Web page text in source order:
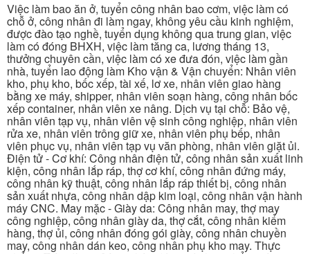
Việc làm bao ăn ở, tuyển công nhân bao cơm, việc làm có
chỗ ở, công nhân đi làm ngay, không yêu cầu kinh nghiệm,
được đào tạo nghề, tuyển dụng không qua trung gian, việc
làm có đóng BHXH, việc làm tăng ca, lương tháng 13,
thưởng chuyên cần, việc làm có xe đưa đón, việc làm gần
nhà, tuyển lao động làm Kho vận & Vận chuyển: Nhân viên
kho, phụ kho, bốc xếp, tài xế, lơ xe, nhân viên giao hàng
bằng xe máy, shipper, nhân viên soạn hàng, công nhân bốc
xếp container, nhân viên xe nâng. Dịch vụ tại chỗ: Bảo vệ,
nhân viên tạp vụ, nhân viên vệ sinh công nghiệp, nhân viên
rửa xe, nhân viên trông giữ xe, nhân viên phụ bếp, nhân
viên phục vụ, nhân viên tạp vụ văn phòng, nhân viên giặt ủi.
Điện tử - Cơ khí: Công nhân điện tử, công nhân sản xuất linh
kiện, công nhân lắp ráp, thợ cơ khí, công nhân đứng máy,
công nhân kỹ thuật, công nhân lắp ráp thiết bị, công nhân
sản xuất nhựa, công nhân dập kim loại, công nhân vận hành
máy CNC. May mặc - Giày da: Công nhân may, thợ may
công nghiệp, công nhân giày da, thợ cắt, công nhân kiểm
hàng, thợ ủi, công nhân đóng gói giày, công nhân chuyền
may, công nhân dán keo, công nhân phụ kho may. Thực